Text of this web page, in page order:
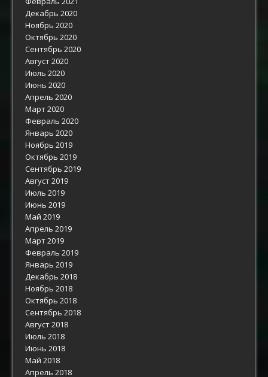
Декабрь 2020
Ноябрь 2020
Октябрь 2020
Сентябрь 2020
Август 2020
Июль 2020
Июнь 2020
Апрель 2020
Март 2020
Февраль 2020
Январь 2020
Ноябрь 2019
Октябрь 2019
Сентябрь 2019
Август 2019
Июль 2019
Июнь 2019
Май 2019
Апрель 2019
Март 2019
Февраль 2019
Январь 2019
Декабрь 2018
Ноябрь 2018
Октябрь 2018
Сентябрь 2018
Август 2018
Июль 2018
Июнь 2018
Май 2018
Апрель 2018